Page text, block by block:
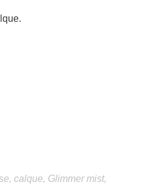
calque, Glimmer mist,